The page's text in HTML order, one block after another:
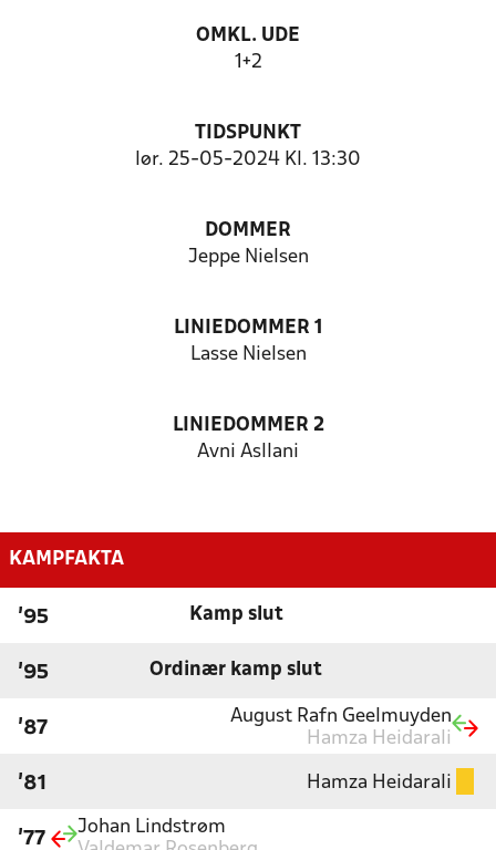
OMKL. UDE
1+2
TIDSPUNKT
lør. 25-05-2024 Kl. 13:30
DOMMER
Jeppe Nielsen
LINIEDOMMER 1
Lasse Nielsen
LINIEDOMMER 2
Avni Asllani
KAMPFAKTA
'95 Kamp slut
'95 Ordinær kamp slut
'87
August Rafn Geelmuyden
Hamza Heidarali
'81 Hamza Heidarali
'77
Johan Lindstrøm